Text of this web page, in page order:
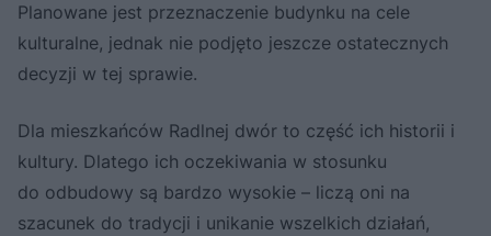
Planowane jest przeznaczenie budynku na cele
kulturalne, jednak nie podjęto jeszcze ostatecznych
decyzji w tej sprawie.
Dla mieszkańców Radlnej dwór to część ich historii i
kultury. Dlatego ich oczekiwania w stosunku
do odbudowy są bardzo wysokie – liczą oni na
szacunek do tradycji i unikanie wszelkich działań,